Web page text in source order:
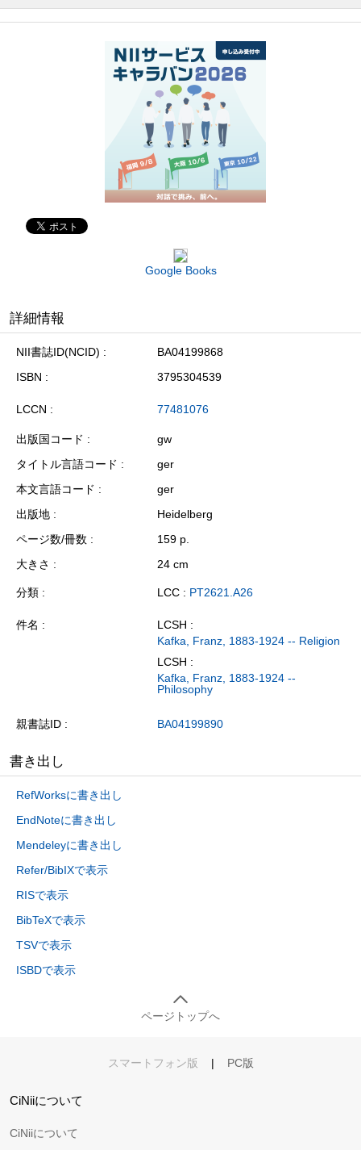
Google Books
詳細情報
NII書誌ID(NCID)
BA04199868
ISBN
3795304539
LCCN 77481076
出版国コード
gw
タイトル言語コード
ger
本文言語コード
ger
出版地
Heidelberg
ページ数/冊数
159 p.
大きさ
24 cm
分類 LCC : PT2621.A26
件名
LCSH :
Kafka, Franz, 1883-1924 -- Religion
LCSH :
Kafka, Franz, 1883-1924 --
Philosophy
親書誌ID BA04199890
書き出し
RefWorksに書き出し
EndNoteに書き出し
Mendeleyに書き出し
Refer/BibIXで表示
RISで表示
BibTeXで表示
TSVで表示
ISBDで表示
ページトップへ
スマートフォン版 | PC版
CiNiiについて
CiNiiについて